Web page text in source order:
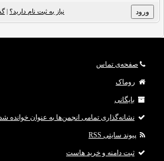
نیاز به ثبت نام دارید؟ |
صفحه‌ی تماس
روماک
بایگانی
نشانه‌گذاری تمامی انجمن‌ها به عنوان خوانده
پیوند سایتی RSS
ثبت دامنه و خرید هاست